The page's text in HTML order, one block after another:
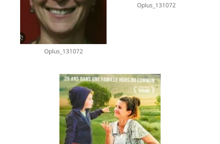
Oplus_131072
Oplus_131072